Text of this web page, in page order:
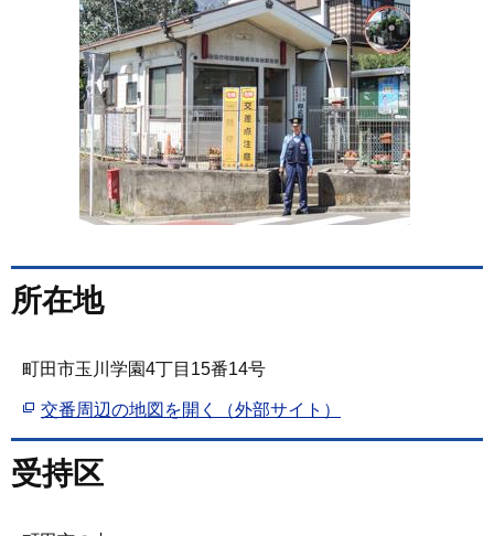
所在地
町田市玉川学園4丁目15番14号
交番周辺の地図を開く（外部サイト）
受持区